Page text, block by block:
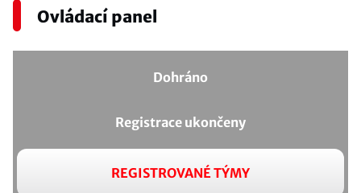
Ovládací panel
Dohráno
Registrace ukončeny
REGISTROVANÉ TÝMY